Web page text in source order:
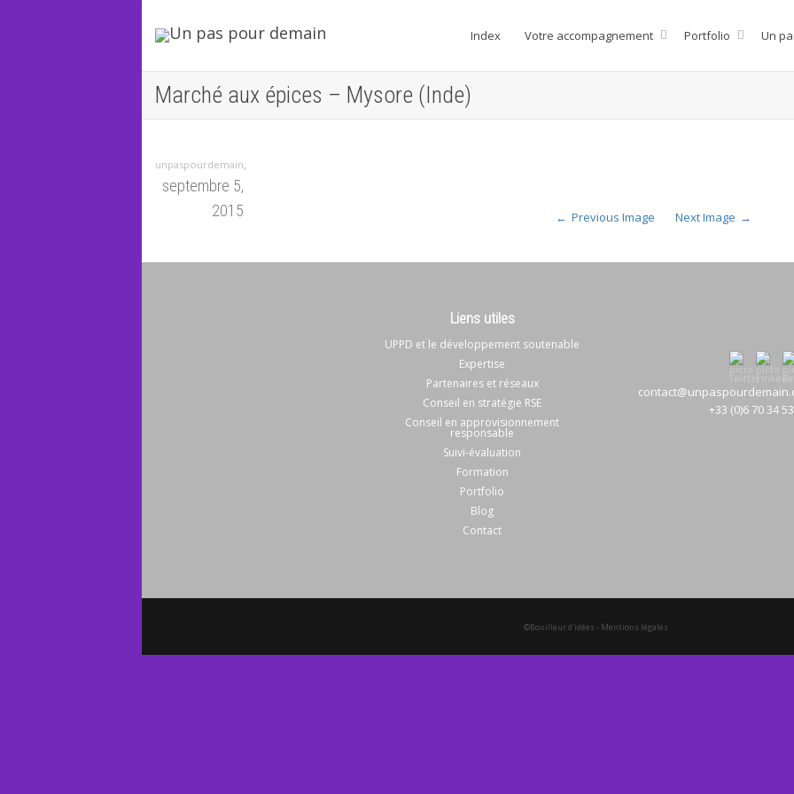
Index Votre accompagnement Portfolio Un
Marché aux épices – Mysore (Inde)
unpaspourdemain,
septembre 5,
2015
Previous Image Next Image
Liens utiles
UPPD et le développement soutenable
Expertise
Partenaires et réseaux
Conseil en stratégie RSE
Conseil en approvisionnement
responsable
Suivi-évaluation
Formation
Portfolio
Blog
Contact
+33 (0)6 70 34
©Bouilleur d'idées - Mentions légales